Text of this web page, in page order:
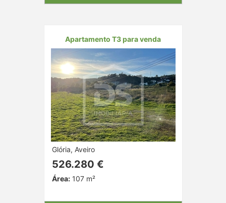
Apartamento T3 para venda
Glória, Aveiro
526.280 €
Área:107 m²